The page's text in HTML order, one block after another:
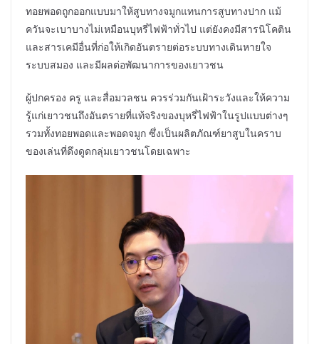
ทอยพอดถูกออกแบบมาให้สูบทางจมูกแทนการสูบทางปาก แม้
ควันจะเบาบางไม่เหมือนบุหรี่ไฟฟ้าทั่วไป แต่ยังคงมีสารนิโคติน
และสารเคมีอื่นที่ก่อให้เกิดอันตรายต่อระบบทางเดินหายใจ
ระบบสมอง และมีผลต่อพัฒนาการของเยาวชน
ผู้ปกครอง ครู และสื่อมวลชน ควรร่วมกันเฝ้าระวังและให้ความ
รู้แก่เยาวชนถึงอันตรายที่แท้จริงของบุหรี่ไฟฟ้าในรูปแบบต่างๆ
รวมทั้งทอยพอดและพอดจมูก ซึ่งเป็นผลิตภัณฑ์ยาสูบในคราบ
ของเล่นที่ดึงดูดกลุ่มเยาวชนโดยเฉพาะ